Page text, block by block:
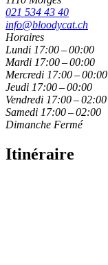
021 534 43 40
info@bloodycat.ch
Horaires
Lundi 17:00 – 00:00
Mardi 17:00 – 00:00
Mercredi 17:00 – 00:00
Jeudi 17:00 – 00:00
Vendredi 17:00 – 02:00
Samedi 17:00 – 02:00
Dimanche Fermé
Itinéraire